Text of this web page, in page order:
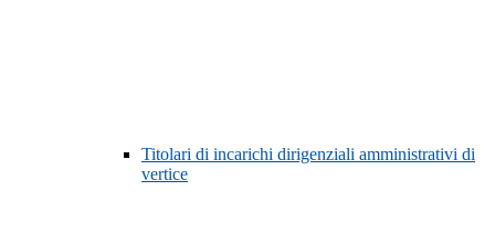
Titolari di incarichi dirigenziali amministrativi di
vertice